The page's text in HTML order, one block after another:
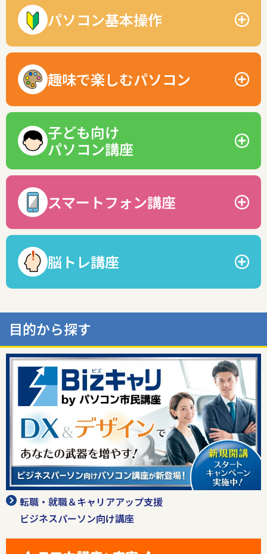
Office講座をもっと見る
資格対策講座をもっと見る
ビジネスベーシック Word
ビジネスベーシック Excel
ビジネスベーシック PowerPoint
ビジネスITマスター講座
Officeスキルアップ講座
Zoom入門講座
Canvaデザイン講座
Canvaクリエイティブ講座
ChatGPT活用講座
パソコン基本操作
初めてでも安心！基礎からじっくり自分のペースで学べま
Windows11 パソコン基礎講座
タッチタイピング習得
デジタル基礎知識講座
はじめてのCanva講座
趣味で楽しむパソコン
パソコンの便利な機能を活かした、趣味として楽しめる講座
デジタル写真マスター講座
ワードで作ろう講座
ワードでつくるはがき講座
インターネットマスター講座
年賀状作成講座（期間限定）
子ども向け
パソコン講座
わくわく楽しく学べる！小中学生向けの講座も充実していま
わくわくジュニアタイピング
子ども向け講座をもっと見る
スマートフォン講座
スマホを使えるようになると、新しい世界が広がります！
はじめてのiPhone
はじめてのスマホ（Android13）
スマホ講座をもっと見る
脳トレ講座
最新の脳トレを体験できる講座をご紹介。
みんなの速読
みんなの脳活
※一部の教室でのみ受講可
目的から探す
転職・就職＆キャリアアップ支援
ビジネスパーソン向け講座